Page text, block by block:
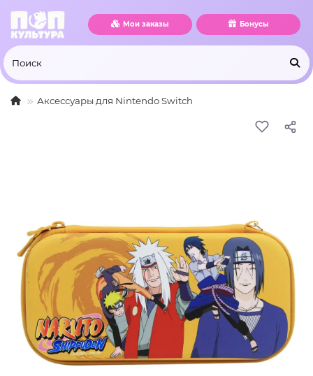
Мои заказы Бонусы
Аксессуары для Nintendo Switch